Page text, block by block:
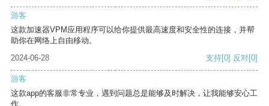
游客
这款加速器VPM应用程序可以给你提供最高速度和安全性的连接，并帮
助你在网络上自由移动。
2024-06-28
支持[0] 反对[0]
游客
这款app的客服非常专业，遇到问题总是能够及时解决，让我能够安心工
作。